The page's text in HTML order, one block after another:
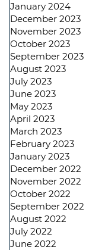
January 2024
December 2023
November 2023
October 2023
September 2023
August 2023
July 2023
June 2023
May 2023
April 2023
March 2023
February 2023
January 2023
December 2022
November 2022
October 2022
September 2022
August 2022
July 2022
June 2022